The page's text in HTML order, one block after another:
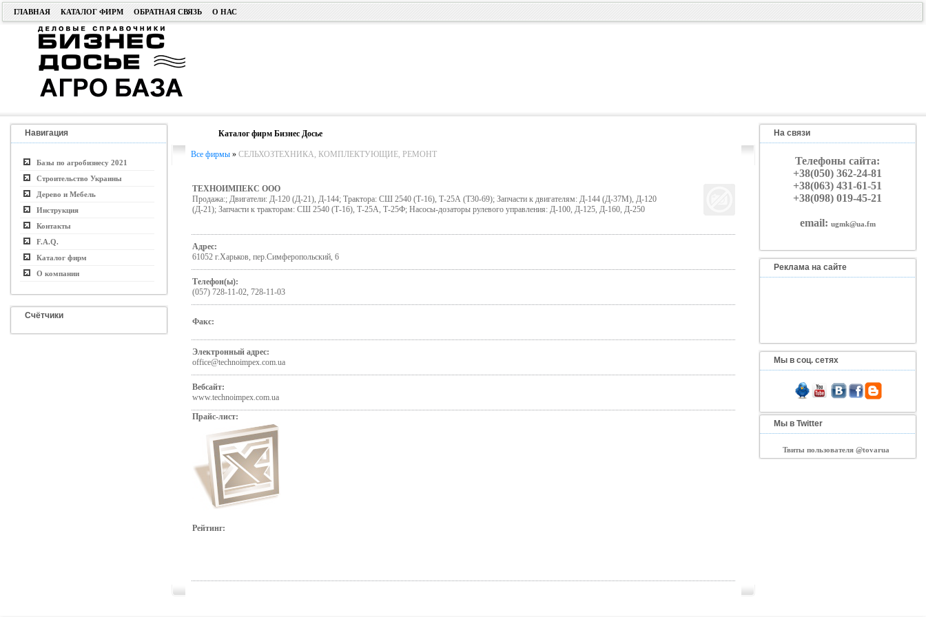
ГЛАВНАЯ КАТАЛОГ ФИРМ ОБРАТНАЯ СВЯЗЬ О НАС
Навигация
Базы по агробизнесу 2021
Строительство Украины
Дерево и Мебель
Инструкция
Контакты
F.A.Q.
Каталог фирм
О компании
Счётчики
Каталог фирм Бизнес Досье
Все фирмы» СЕЛЬХОЗТЕХНИКА, КОМПЛЕКТУЮЩИЕ, РЕМОНТ
ТЕХНОИМПЕКС ООО
Продажа:; Двигатели: Д-120 (Д-21), Д-144; Трактора: СШ 2540 (Т-16), Т-25А (Т30-69); Запчасти к двигателям: Д-144 (Д-37М), Д-120
(Д-21); Запчасти к тракторам: СШ 2540 (Т-16), Т-25А, Т-25Ф; Насосы-дозаторы рулевого управления: Д-100, Д-125, Д-160, Д-250
Адрес:
61052 г.Харьков, пер.Симферопольский, 6
Телефон(ы):
(057) 728-11-02, 728-11-03
Факс:
Электронный адрес:
office@technoimpex.com.ua
Вебсайт:
www.technoimpex.com.ua
Прайс-лист:
Рейтинг:
На связи
Телефоны сайта:
+38(050) 362-24-81
+38(063) 431-61-51
+38(098) 019-45-21
email: ugmk@ua.fm
Реклама на сайте
Мы в соц. сетях
Мы в Twitter
Твиты пользователя @tovarua